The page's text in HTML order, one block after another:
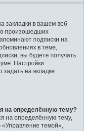
закладки в вашем веб-
произошедших
подписки на
в теме,
вы будете получать
Настройки
на вкладке
на определённую тему?
на определённую тему,
темой»,